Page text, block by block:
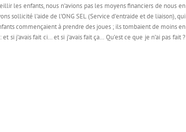
les enfants, nous n’avions pas les moyens financiers de nous en
sollicité l’aide de l’ONG SEL (Service d’entraide et de liaison), qui
commençaient à prendre des joues ; ils tombaient de moins en
j’avais fait ci… et si j’avais fait ça… Qu’est ce que je n’ai pas fait ?